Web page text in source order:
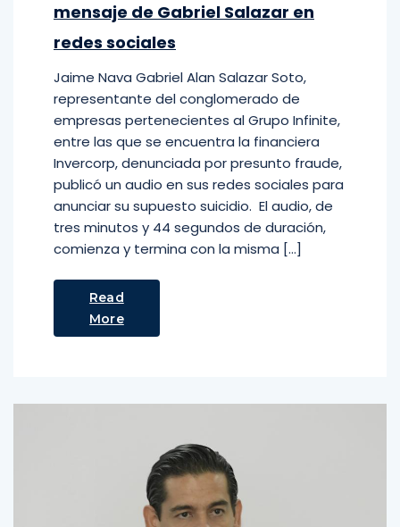
mensaje de Gabriel Salazar en
redes sociales
Jaime Nava Gabriel Alan Salazar Soto,
representante del conglomerado de
empresas pertenecientes al Grupo Infinite,
entre las que se encuentra la financiera
Invercorp, denunciada por presunto fraude,
publicó un audio en sus redes sociales para
anunciar su supuesto suicidio. El audio, de
tres minutos y 44 segundos de duración,
comienza y termina con la misma […]
Read
More